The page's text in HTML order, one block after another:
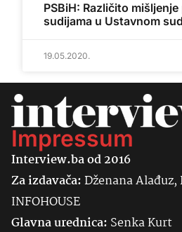
PSBiH: Različito
sudijama u Ustavnom
19.05.2020.
Impressum
Interview.ba od 2016
Za izdavača:Dženana
INFOHOUSE
Glavna urednica: SenkaKurt